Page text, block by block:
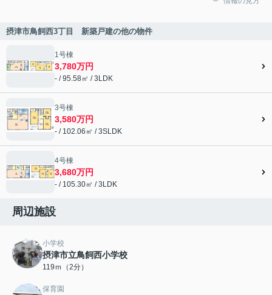
摂津市鳥飼西3丁目 新築戸建の他の物件
1号棟
3,780万円
- / 95.58㎡ / 3LDK
3号棟
3,580万円
- / 102.06㎡ / 3SLDK
4号棟
3,680万円
- / 105.30㎡ / 3LDK
周辺施設
小学校
摂津市立鳥飼西小学校
119ｍ（2分）
保育園